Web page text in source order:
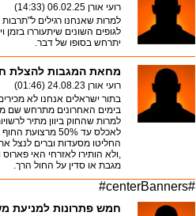
רועי אורן 06.02.25 (14:33)
למרות שאנחנו רגילים
לגופים השונים שיתעוררו
יתרחש בסופו של דבר.
מחאת המגבות להצלת
רועי אורן 24.08.23 (01:46)
בתור ישראלים אנחנו לא
בימים האחרונים מתרחש שם
למרות שהחוק ביוון מתיר
לאכלס עד 50%
החליטו מסעדות וברים לנצל
,ולא הותירו לאזרחי האי
מגבת או סדין על החול הרך.
#centerBanners#
חמש פתרונות למניעת